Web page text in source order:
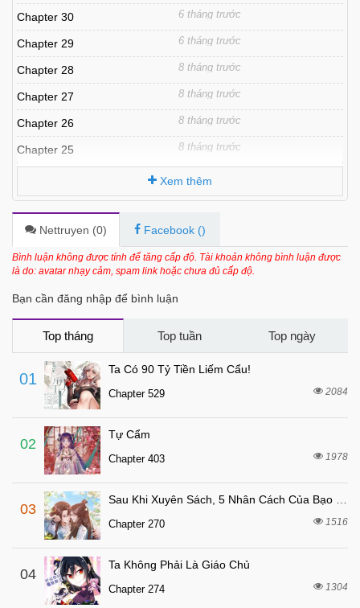
Chapter 30 6 tháng trước
Chapter 29 6 tháng trước
Chapter 28 8 tháng trước
Chapter 27 8 tháng trước
Chapter 26 8 tháng trước
Chapter 25 8 tháng trước
Chapter 23 8 tháng trước
Chapter 22 8 tháng trước
Chapter 21 8 tháng trước
8 tháng trước
Chapter 18 8 tháng trước
Chapter 17
Chapter 16
Chapter 15
Chapter 14
Chapter 13
Chapter 12
Chapter 11
Chapter 10 8 tháng trước
Chapter 9 8 tháng trước
Chapter 8
Xem thêm
Nettruyen (0) Facebook ()
Bình luận không được tính để tăng cấp độ. Tài khoản không bình luận được
là do: avatar nhạy cảm, spam link hoặc chưa đủ cấp độ.
Bạn cần đăng nhập để bình luận
Top tháng Top tuần Top ngày
01
Ta Có 90 Tỷ Tiền Liếm Cẩu!
Chapter 529 2084
02
Tự Cẩm
Chapter 403 1978
03
Chapter 270 1516
04
Ta Không Phải Là Giáo Chủ
Chapter 274 1304